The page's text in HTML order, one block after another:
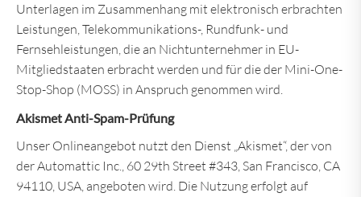
Unterlagen im Zusammenhang mit elektronisch erbrachten
Leistungen, Telekommunikations-, Rundfunk- und
Fernsehleistungen, die an Nichtunternehmer in EU-
Mitgliedstaaten erbracht werden und für die der Mini-One-
Stop-Shop (MOSS) in Anspruch genommen wird.
Akismet Anti-Spam-Prüfung
Unser Onlineangebot nutzt den Dienst „Akismet“, der von
der Automattic Inc., 60 29th Street #343, San Francisco, CA
94110, USA, angeboten wird. Die Nutzung erfolgt auf